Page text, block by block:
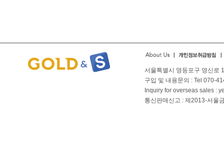
서울특별시 영등포구 영신로
구입 및 내용문의 : Tel 070-
Inquiry for overseas sales :
통신판매신고 : 제2013-서울